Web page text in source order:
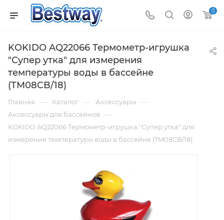
0
KOKIDO AQ22066 Термометр-игрушка
"Супер утка" для измерения
температуры воды в бассейне
(TM08CB/18)
Главная — Каталог — Аксессуары —
Аксессуары для бассейнов —
KOKIDO AQ22066 Термометр-игрушка "Супер утка" для
измерения температуры воды в бассейне (TM08CB/18)